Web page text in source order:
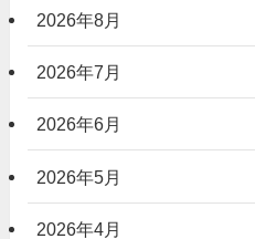
2026年8月
2026年7月
2026年6月
2026年5月
2026年4月